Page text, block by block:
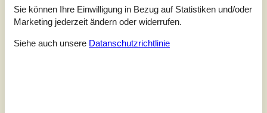
Keine Bewertungen haben Kommentare auf Deutsch
1 Bewertung hat einen Kommentar in einer anderen Sprache.
Sie können Ihre Einwilligung in Bezug auf Statistiken und/oder
Marketing jederzeit ändern oder widerrufen.
Siehe auch unsere Datanschutzrichtlinie